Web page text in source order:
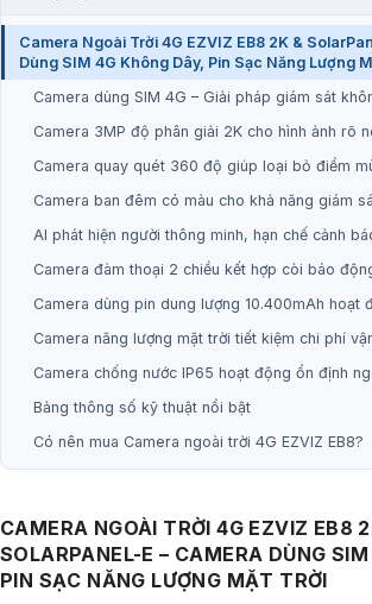
Camera Ngoài Trời 4G EZVIZ EB8 2K &
Dùng SIM 4G Không Dây, Pin Sạc Năng Lượng
Camera dùng SIM 4G – Giải pháp giám sát
Camera 3MP độ phân giải 2K cho hình ảnh rõ
Camera quay quét 360 độ giúp loại bỏ điểm
Camera ban đêm có màu cho khả năng giám
AI phát hiện người thông minh, hạn chế cảnh
Camera đàm thoại 2 chiều kết hợp còi báo
Camera dùng pin dung lượng 10.400mAh hoạt
Camera năng lượng mặt trời tiết kiệm chi phí
Camera chống nước IP65 hoạt động ổn định
Bảng thông số kỹ thuật nổi bật
Có nên mua Camera ngoài trời 4G EZVIZ EB8?
CAMERA NGOÀI TRỜI 4G EZVIZ EB8
SOLARPANEL-E – CAMERA DÙNG
PIN SẠC NĂNG LƯỢNG MẶT TRỜI